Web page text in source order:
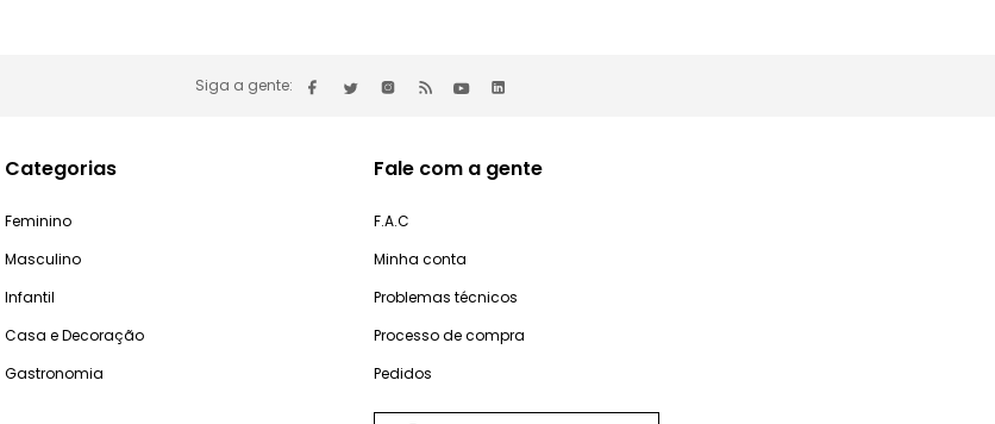
Siga a gente:
Categorias
Feminino
Masculino
Infantil
Casa e Decoração
Gastronomia
Fale com a gente
F.A.C
Minha conta
Problemas técnicos
Processo de compra
Pedidos